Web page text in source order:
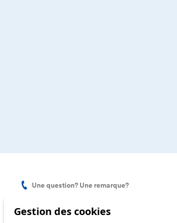
Une question? Une remarque?
Service client 021 621 01 11 (prix d'un
appel local, non surtaxé)
Gestion des cookies